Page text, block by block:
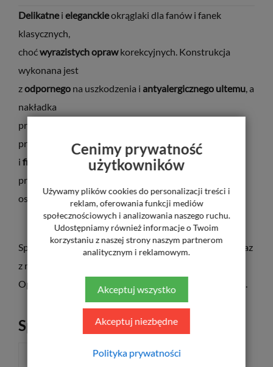
Delikatnei eleganckieokrąglaki dla fanów i fanek
klasycznych,
choćwyrazistych oprawkorekcyjnych. Konstrukcja
wykonana jest
zodpornego na uszkodzenia i antyalergicznego ultemu, a
nakładka
przeciwsłoneczna
profesjonalnyfiltr UV
i filtr polaryzacyjny. Modele junior będą też doskonałą
propozycją dla
osób o drobnych proporcjach twarzy.
Sprzedażą objęta jest wyłącznie oprawa korekcyjna wraz
z nakładkami.
Oprawa posiada soczewki demonstracyjne bez dioptrii.
Sposób płatności
Cenimy prywatność
użytkowników
Używamy plików cookies do personalizacji treści i
reklam, oferowania funkcji mediów
społecznościowych i analizowania naszego ruchu.
Udostępniamy również informacje o Twoim
korzystaniu z naszej strony naszym partnerom
analitycznym i reklamowym.
Akceptuj wszystko
Akceptuj niezbędne
Polityka prywatności